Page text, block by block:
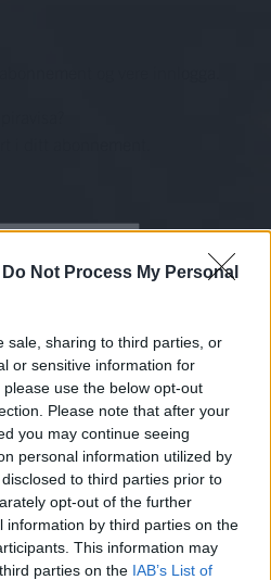
Do Not Process My Personal
sale, sharing to third parties, or
or sensitive information for
use the below opt-out
Please note that after your
you may continue seeing
personal information utilized by
to third parties prior to
opt-out of the further
information by third parties on the
This information may
parties on the IAB’s List of
Har du gløymt passordet?